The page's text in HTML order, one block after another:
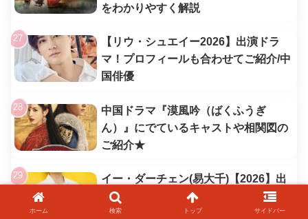
をわかりやすく解説
【リウ・シュエイー2026】出演ドラ
マ！プロフィールも合わせてご紹介/中
国俳優
中国ドラマ『漠風吟（ばくふうぎ
ん）』にでているキャストや相関図の
ご紹介★
イー・ダーチェン(易大千)【2026】出
演ドラマ！プロフィールも合わせてご
紹介/中国俳優
ホーム 検索 トップ サイドバー